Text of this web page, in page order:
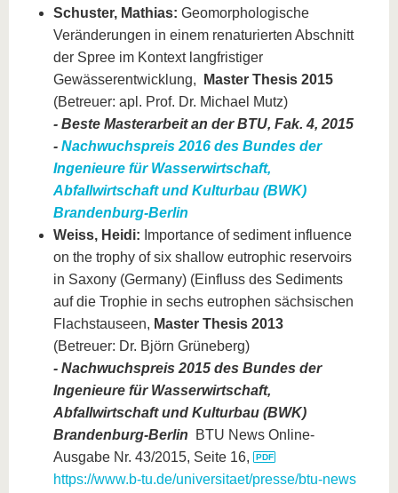
Schuster, Mathias: Geomorphologische
Veränderungen in einem renaturierten Abschnitt
der Spree im Kontext langfristiger
Gewässerentwicklung,
Master Thesis 2015
(Betreuer: apl. Prof. Dr. Michael Mutz)
- Beste Masterarbeit an der BTU, Fak. 4, 2015
- Nachwuchspreis 2016 des Bundes der
Ingenieure für Wasserwirtschaft,
Abfallwirtschaft und Kulturbau (BWK)
Brandenburg-Berlin
Weiss, Heidi: Importance of sediment influence
on the trophy of six shallow eutrophic reservoirs
in Saxony (Germany) (Einfluss des Sediments
auf die Trophie in sechs eutrophen sächsischen
Flachstauseen, Master Thesis 2013
(Betreuer: Dr. Björn Grüneberg)
- Nachwuchspreis 2015 des Bundes der
Ingenieure für Wasserwirtschaft,
Abfallwirtschaft und Kulturbau (BWK)
Brandenburg-Berlin
BTU News Online-
Ausgabe Nr. 43/2015, Seite 16,
https://www.b-tu.de/universitaet/presse/btu-news